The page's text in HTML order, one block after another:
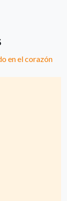
en el corazón